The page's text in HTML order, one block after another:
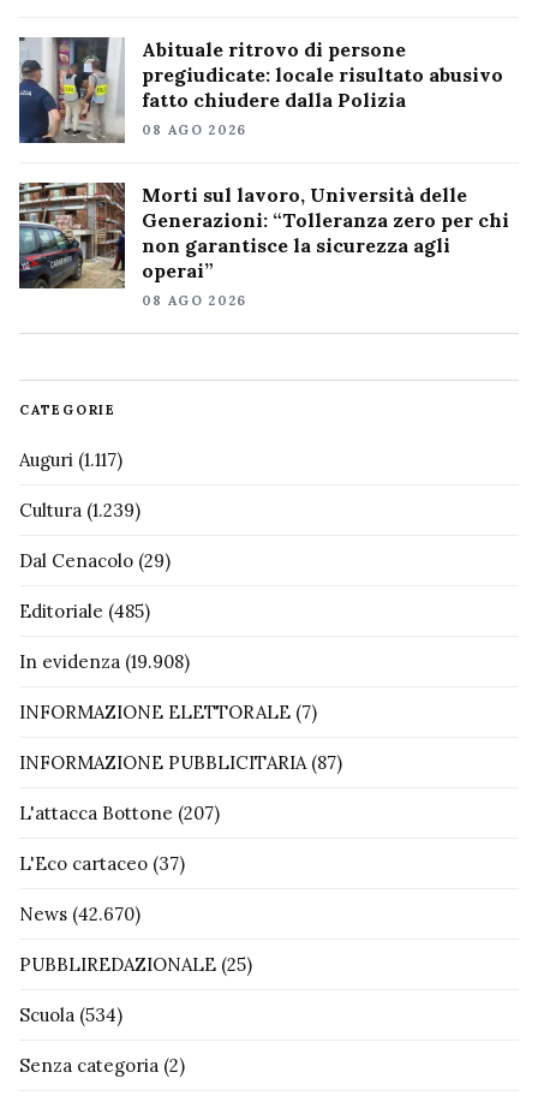
Abituale ritrovo di persone
pregiudicate: locale risultato abusivo
fatto chiudere dalla Polizia
08 AGO 2026
Morti sul lavoro, Università delle
Generazioni: “Tolleranza zero per chi
non garantisce la sicurezza agli
operai”
08 AGO 2026
CATEGORIE
Auguri (1.117)
Cultura (1.239)
Dal Cenacolo (29)
Editoriale (485)
In evidenza (19.908)
INFORMAZIONE ELETTORALE (7)
INFORMAZIONE PUBBLICITARIA(87)
L'attacca Bottone (207)
L'Eco cartaceo (37)
News (42.670)
PUBBLIREDAZIONALE (25)
Scuola (534)
Senza categoria (2)